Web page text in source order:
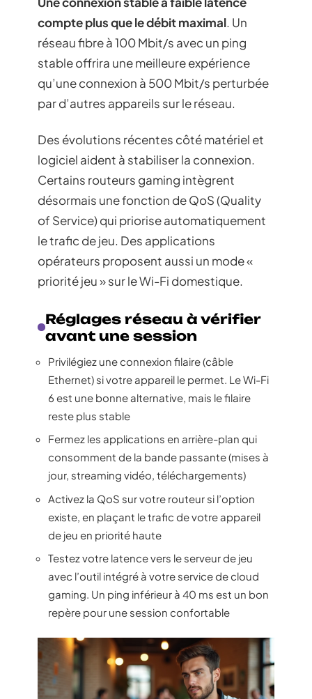
compte plus que le débit maximal. Un
réseau fibre à 100 Mbit/s avec un ping
stable offrira une meilleure expérience
qu’une connexion à 500 Mbit/s perturbée
par d’autres appareils sur le réseau.
Des évolutions récentes côté matériel et
logiciel aident à stabiliser la connexion.
Certains routeurs gaming intègrent
désormais une fonction de QoS (Quality
of Service) qui priorise automatiquement
le trafic de jeu. Des applications
opérateurs proposent aussi un mode «
priorité jeu » sur le Wi-Fi domestique.
Réglages réseau à vérifier
avant une session
Privilégiez une connexion filaire (câble
Ethernet) si votre appareil le permet. Le Wi-Fi
6 est une bonne alternative, mais le filaire
reste plus stable
Fermez les applications en arrière-plan qui
consomment de la bande passante (mises à
jour, streaming vidéo, téléchargements)
Activez la QoS sur votre routeur si l’option
existe, en plaçant le trafic de votre appareil
de jeu en priorité haute
Testez votre latence vers le serveur de jeu
avec l’outil intégré à votre service de cloud
gaming. Un ping inférieur à 40 ms est un bon
repère pour une session confortable